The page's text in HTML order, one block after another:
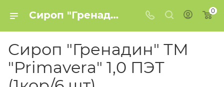
Сироп "Гренадин" ТМ "Primavera" 1,0 ПЭТ (1кор/6 шт) купить в Минске 0
Сироп "Гренадин" ТМ
"Primavera" 1,0 ПЭТ